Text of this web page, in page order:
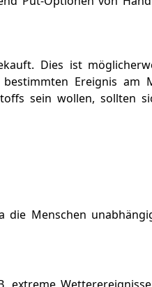
Dies ist
Ereignis am
sein wollen, sollten
Menschen